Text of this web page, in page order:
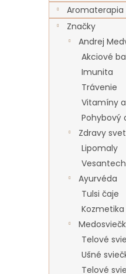
Aromaterapia
Značky
Andrej
Akciové
Imunita
Trávenie
Vitamíny
Pohybový
Zdravy
Lipomaly
Vesantech
Ayurvéda
Tulsi čaje
Kozmetika
Telové
Ušné
Telové